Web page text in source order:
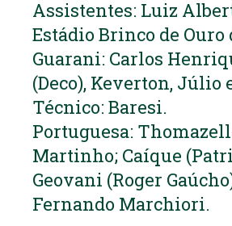
Assistentes: Luiz
Estádio Brinco de Ouro
Guarani: Carlos
(Deco), Keverton, Júlio
Técnico: Baresi.
Portuguesa:
Martinho; Caíque
Geovani (Roger
Fernando Marchiori.